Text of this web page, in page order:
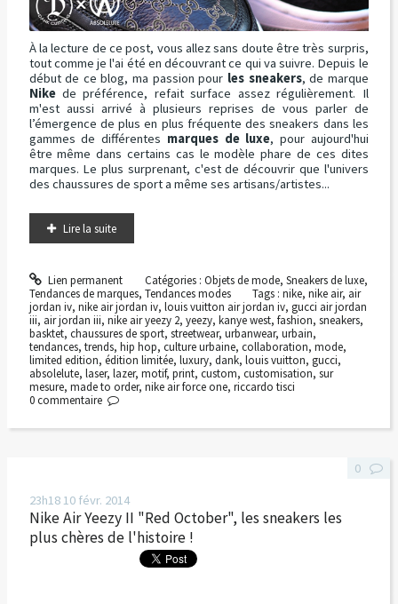
À la lecture de ce post, vous allez sans doute être très surpris,
tout comme je l'ai été en découvrant ce qui va suivre. Depuis le
début de ce blog, ma passion pour les sneakers, de marque
Nikede préférence, refait surface assez régulièrement. Il
m'est aussi arrivé à plusieurs reprises de vous parler de
l’émergence de plus en plus fréquente des sneakers dans les
gammes de différentes marques de luxe, pour aujourd'hui
être même dans certains cas le modèle phare de ces dites
marques. Le plus surprenant, c'est de découvrir que l'univers
des chaussures de sport a même ses artisans/artistes...
Lire la suite
Lien permanent Catégories : Objets de mode, Sneakers de luxe,
Tendances de marques, Tendances modes Tags :nike,nike air, air
jordan iv, nike air jordan iv, louis vuitton air jordan iv, gucci air jordan
iii, air jordan iii, nike air yeezy 2, yeezy, kanye west, fashion, sneakers,
basktet, chaussures de sport, streetwear, urbanwear, urbain,
tendances, trends, hip hop, culture urbaine, collaboration, mode,
limited edition, édition limitée, luxury, dank, louis vuitton, gucci,
absolelute, laser, lazer, motif, print, custom, customisation, sur
mesure, made to order, nike air force one, riccardo tisci
0 commentaire
23h18 10 févr. 2014
Nike Air Yeezy II "Red October", les sneakers les
plus chères de l'histoire !
0